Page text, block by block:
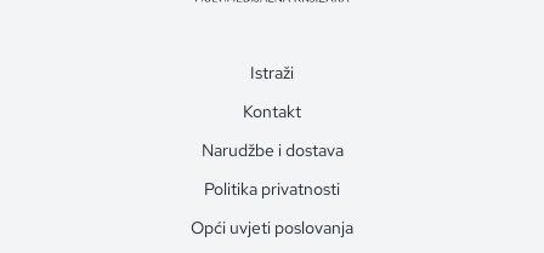
Istraži
Kontakt
Narudžbe i dostava
Politika privatnosti
Opći uvjeti poslovanja